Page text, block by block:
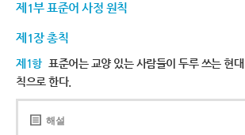
제1부 표준어 사정 원칙
제1장 총칙
제1항 표준어는 교양 있는 사람들이 두루 쓰는 현
칙으로 한다.
해설